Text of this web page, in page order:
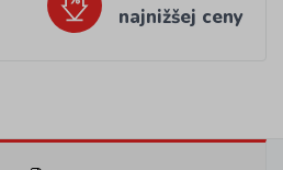
najnižšej ceny